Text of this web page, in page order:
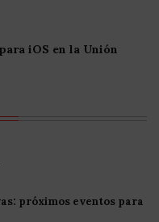
iOS en la Unión
próximos eventos para